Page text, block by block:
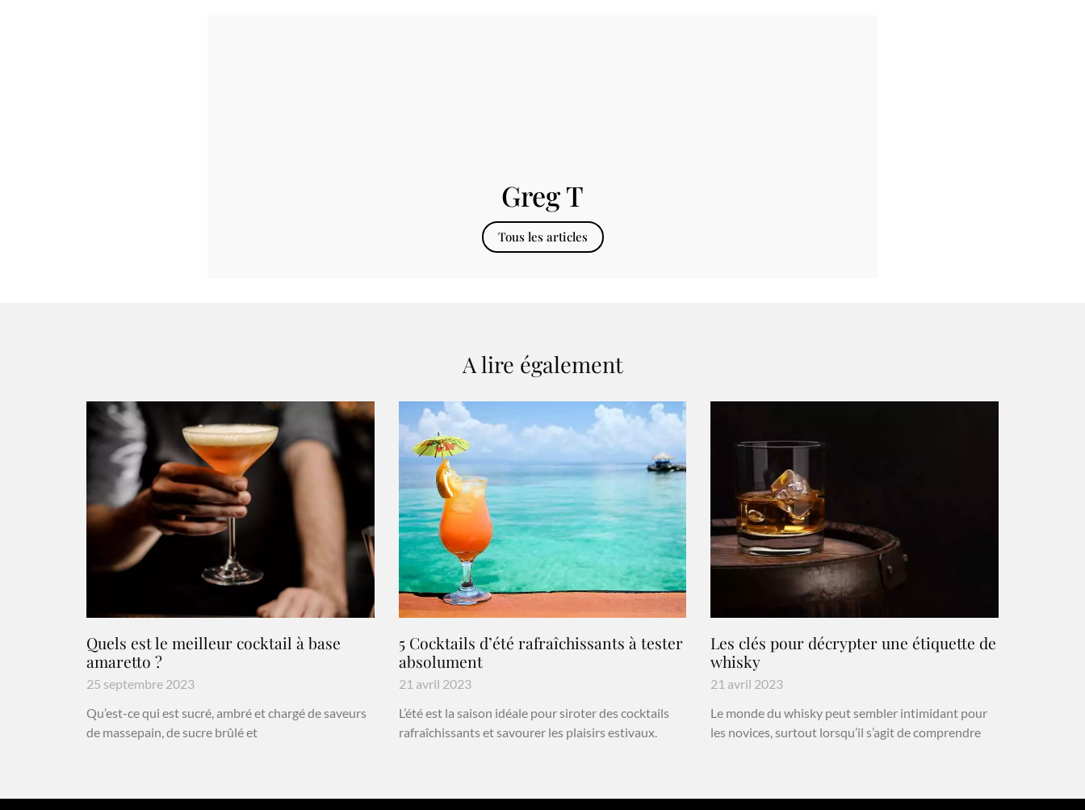
Greg T
Tous les articles
A lire également
Quels est le meilleur cocktail à base
amaretto ?
25 septembre 2023
Qu’est-ce qui est sucré, ambré et chargé de saveurs
de massepain, de sucre brûlé et
5 Cocktails d’été rafraîchissants à tester
absolument
21 avril 2023
L’été est la saison idéale pour siroter des cocktails
rafraîchissants et savourer les plaisirs estivaux.
Les clés pour décrypter une étiquette de
whisky
21 avril 2023
Le monde du whisky peut sembler intimidant pour
les novices, surtout lorsqu’il s’agit de comprendre